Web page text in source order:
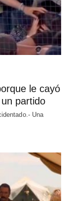
le cayó
partido
Una